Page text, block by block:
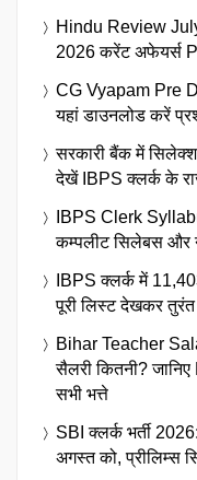
Hindu Review
2026 करेंट अफेयर्स
CG Vyapam Pre
यहां डाउनलोड करें
सरकारी बैंक में
देखें IBPS क्लर्क के
IBPS Clerk
कम्पलीट सिलेबस और
IBPS क्लर्क में
पूरी लिस्ट देखकर
Bihar Teacher
सैलरी कितनी?
सभी भत्ते
SBI क्लर्क भर्ती
अगस्त को, प्रीलिम्स